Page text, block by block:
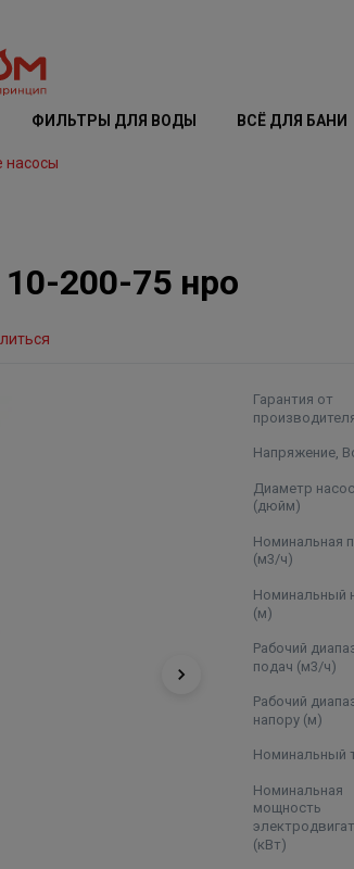
ФИЛЬТРЫ ДЛЯ ВОДЫ ВСЁ ДЛЯ БАНИ
насосы
200-75 нро
Гарантия от
Напряжение,
Диаметр
(дюйм)
Номинальная
(м3/ч)
Номинальный
(м)
Рабочий
подач (м3/ч)
Рабочий
напору (м)
Номинальный
Номинальная
мощность
(кВт)